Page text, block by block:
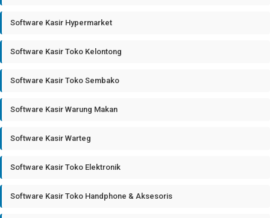
Software Kasir Hypermarket
Software Kasir Toko Kelontong
Software Kasir Toko Sembako
Software Kasir Warung Makan
Software Kasir Warteg
Software Kasir Toko Elektronik
Software Kasir Toko Handphone & Aksesoris